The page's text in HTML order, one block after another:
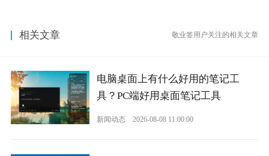
相关文章 敬业签用户关注的相关文章
电脑桌面上有什么好用的笔记工
具？PC端好用桌面笔记工具
新闻动态 2026-08-08 11:00:00